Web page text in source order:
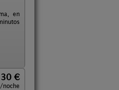
en
30 €
noche